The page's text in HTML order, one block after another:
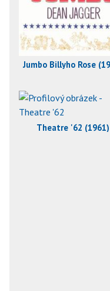
Jumbo Billyho Rose
Theatre '62 (1961)